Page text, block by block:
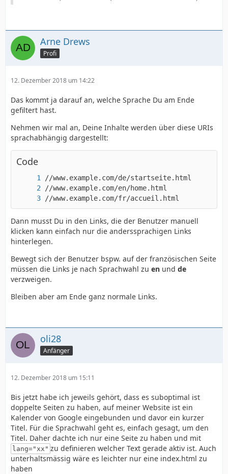
Arne Drews
Profi
12. Dezember 2018 um 14:22
Das kommt ja darauf an, welche Sprache Du am Ende
gefiltert hast.
Nehmen wir mal an, Deine Inhalte werden über diese URIs
sprachabhängig dargestellt:
Code
//www.example.com/fr/accueil.html
Dann musst Du in den Links, die der Benutzer manuell
klicken kann einfach nur die anderssprachigen Links
hinterlegen.
Bewegt sich der Benutzer bspw. auf der französischen Seite
müssen die Links je nach Sprachwahl zu en und de
verzweigen.
Bleiben aber am Ende ganz normale Links.
oli28
Anfänger
12. Dezember 2018 um 15:11
Bis jetzt habe ich jeweils gehört, dass es suboptimal ist
doppelte Seiten zu haben, auf meiner Website ist ein
Kalender von Google eingebunden und davor ein kurzer
Titel. Für die Sprachwahl geht es, einfach gesagt, um den
Titel. Daher dachte ich nur eine Seite zu haben und mit
lang="xx" zu definieren welcher Text gerade aktiv ist. Auch
unterhaltsmässig wäre es leichter nur eine index.html zu
haben